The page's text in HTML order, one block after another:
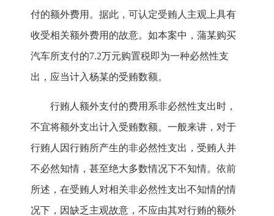
付的额外费用。据此，可认定受贿人主观上具有
收受相关额外费用的故意。如本案中，蒲某购买
汽车所支付的7.2万元购置税即为一种必然性支
出，应当计入杨某的受贿数额。
行贿人额外支付的费用系非必然性支出时，
不宜将额外支出计入受贿数额。一般来讲，对于
行贿人因行贿所产生的非必然性支出，受贿人并
不必然知情，甚至绝大多数情况下不知情。依前
所述，在受贿人对相关非必然性支出不知情的情
况下，因缺乏主观故意，不应由其对行贿的额外